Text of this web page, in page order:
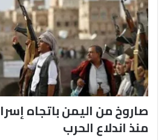
صاروخ من اليمن باتجاه
منذ اندلاع الحرب